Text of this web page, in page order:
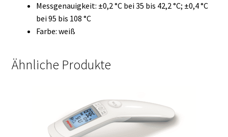
Messgenauigkeit: ±0,2 °C bei 35 bis 42,2 °C; ±0,4 °C
bei 95 bis 108 °C
Farbe: weiß
Ähnliche Produkte